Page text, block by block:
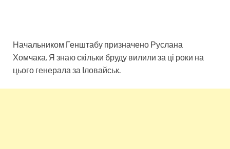
Начальником Генштабу призначено Руслана
Хомчака. Я знаю скільки бруду вилили за ці роки на
цього генерала за Іловайськ.